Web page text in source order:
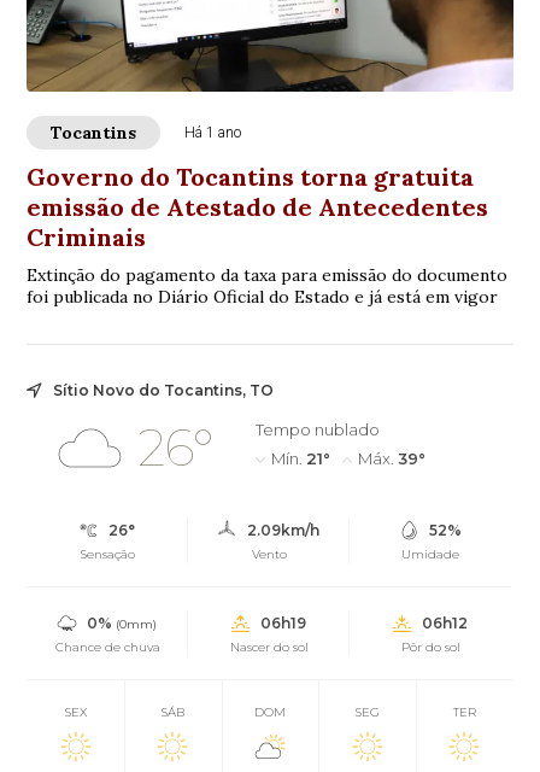
Tocantins Há 1 ano
Governo do Tocantins torna gratuita
emissão de Atestado de Antecedentes
Criminais
Extinção do pagamento da taxa para emissão do documento
foi publicada no Diário Oficial do Estado e já está em vigor
Sítio Novo do Tocantins, TO
26°
Tempo nublado
Mín. 21° Máx. 39°
26°
Sensação
2.09km/h
Vento
52%
Umidade
0% (0mm)
Chance de chuva
06h19
Nascer do sol
06h12
Pôr do sol
SEX SÁB DOM SEG TER